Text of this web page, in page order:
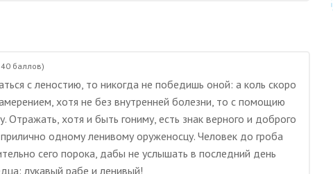
баллов)
с леностию, то никогда не победишь оной: а коль скоро
хотя не без внутренней болезни, то с помощию
хотя и быть гониму, есть знак верного и доброго
одному ленивому оруженосцу. Человек до гроба
сего порока, дабы не услышать в последний день
лукавый рабе и ленивый!